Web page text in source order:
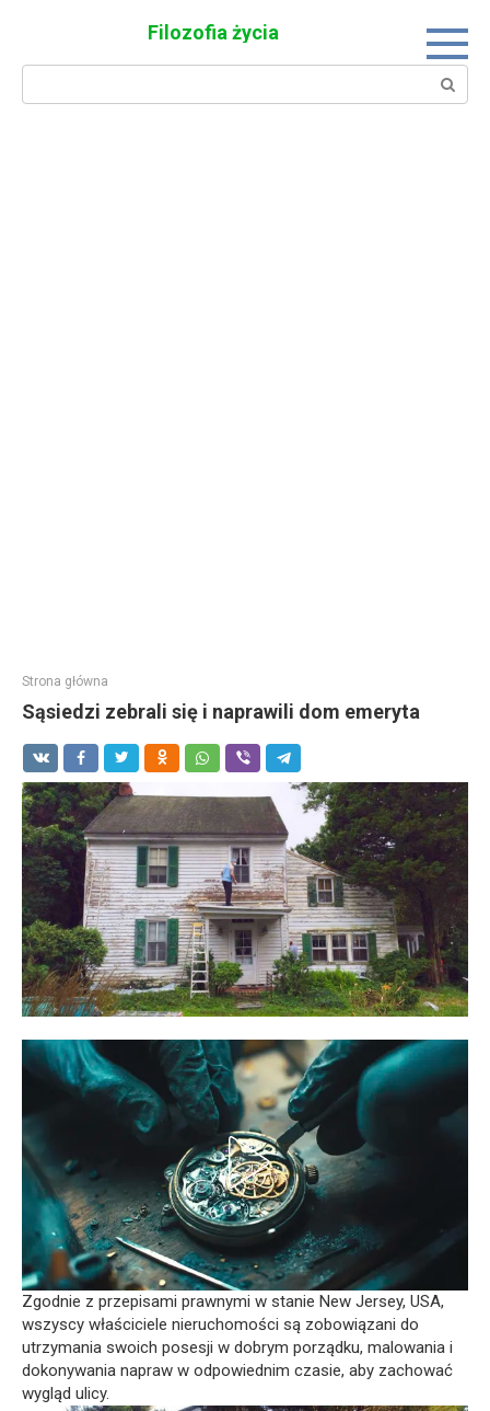
Filozofia życia
Search:
Strona główna
Sąsiedzi zebrali się i naprawili dom emeryta
Zgodnie z przepisami prawnymi w stanie New Jersey, USA,
wszyscy właściciele nieruchomości są zobowiązani do
utrzymania swoich posesji w dobrym porządku, malowania i
dokonywania napraw w odpowiednim czasie, aby zachować
wygląd ulicy.